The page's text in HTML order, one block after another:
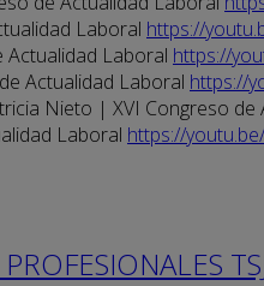
Laboral https://
Actualidad Laboral https://
Actualidad Laboral https://
Nieto | XVI Congreso de
Laboral https://